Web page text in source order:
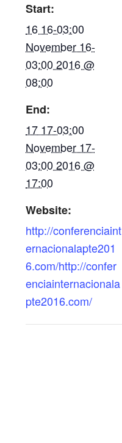
Start:
16 16-03:00
November 16-
03:00 2016 @
08:00
End:
17 17-03:00
November 17-
03:00 2016 @
17:00
Website:
http://conferenciaint
ernacionalapte201
6.com/http://confer
enciainternacionala
pte2016.com/